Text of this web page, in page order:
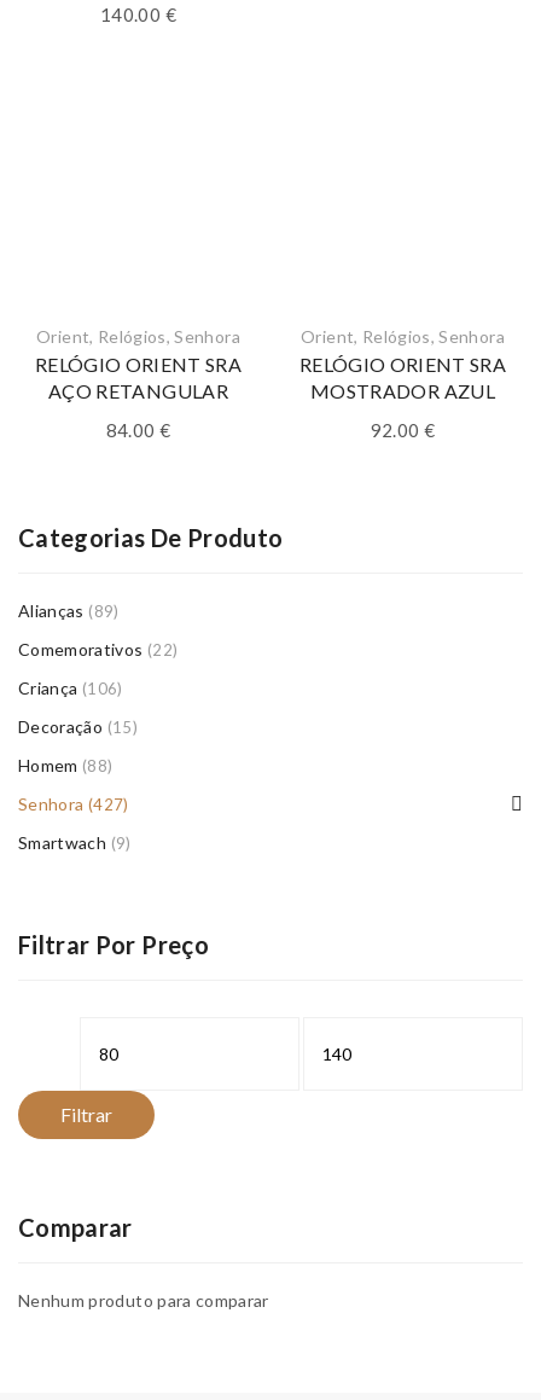
140.00 €
Orient, Relógios,Senhora
RELÓGIO ORIENT SRA
AÇO RETANGULAR
84.00 €
Orient, Relógios,Senhora
RELÓGIO ORIENT SRA
MOSTRADOR AZUL
92.00 €
Categorias De Produto
Alianças (89)
Comemorativos (22)
Criança (106)
Decoração (15)
Homem (88)
Senhora (427)
Smartwach (9)
Filtrar Por Preço
Filtrar
Comparar
Nenhum produto para comparar